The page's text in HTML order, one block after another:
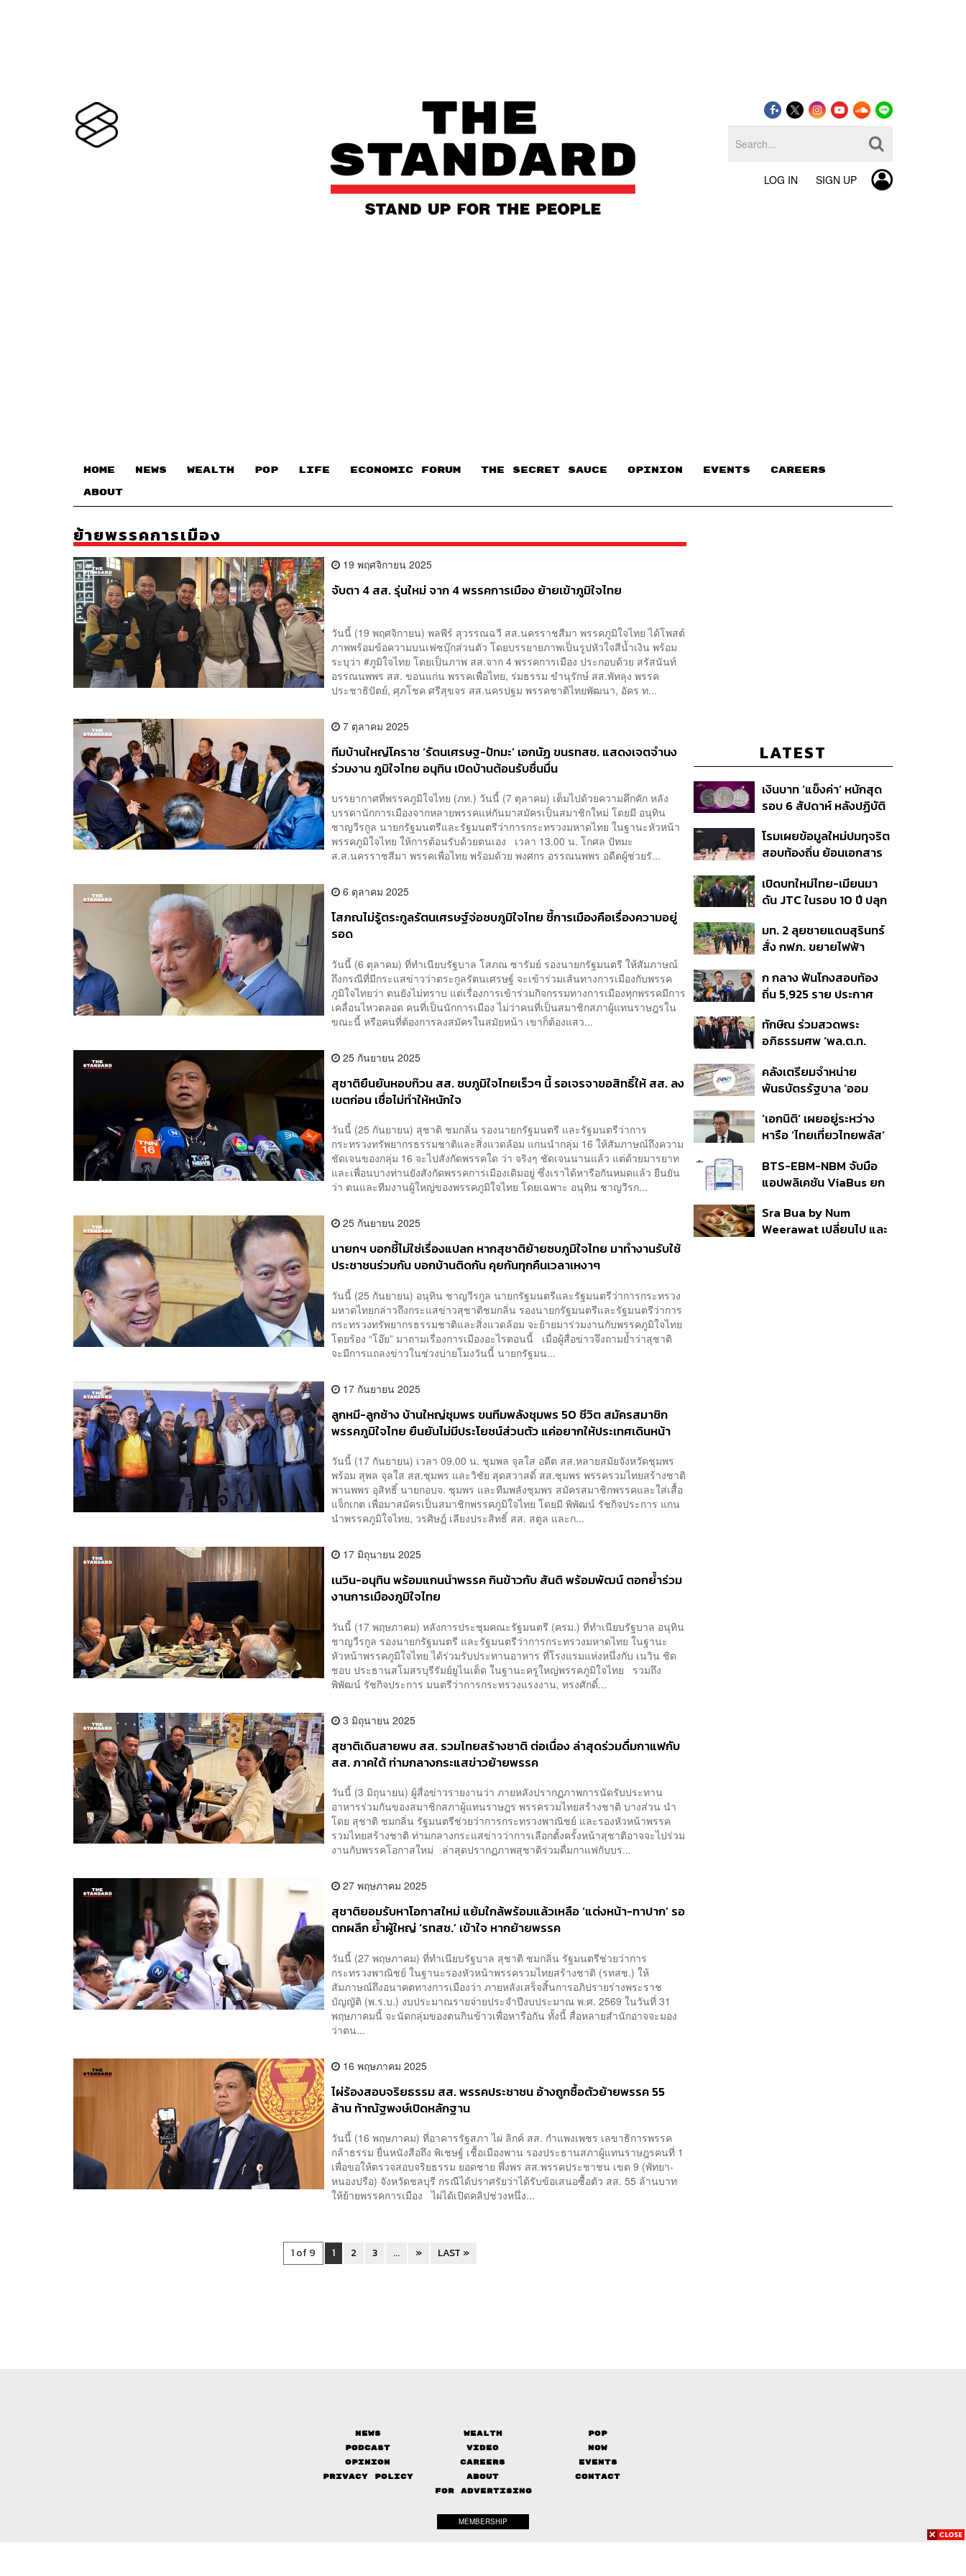
LOG IN SIGN UP
HOME NEWS WEALTH POP LIFE ECONOMIC FORUM THE SECRET SAUCE​ OPINION EVENTS CAREERS
ABOUT
ย้ายพรรคการเมือง
19 พฤศจิกายน 2025
จับตา 4 สส. รุ่นใหม่ จาก 4 พรรคการเมือง ย้ายเข้าภูมิใจไทย
วันนี้ (19 พฤศจิกายน) พลพีร์ สุวรรณฉวี สส.นครราชสีมา พรรคภูมิใจไทย ได้โพสต์
ภาพพร้อมข้อความบนเฟซบุ๊กส่วนตัว โดยบรรยายภาพเป็นรูปหัวใจสีน้ำเงิน พร้อม
ระบุว่า #ภูมิใจไทย โดยเป็นภาพ สส.จาก 4 พรรคการเมือง ประกอบด้วย สรัสนันท์
อรรณนพพร สส. ขอนแก่น พรรคเพื่อไทย, ร่มธรรม ขำนุรักษ์ สส.พัทลุง พรรค
ประชาธิปัตย์, ศุภโชค ศรีสุขจร สส.นครปฐม พรรคชาติไทยพัฒนา, อัคร ท...
7 ตุลาคม 2025
ทีมบ้านใหญ่โคราช ‘รัตนเศรษฐ-ปัทมะ’ เอกนัฏ ขนรทสช. แสดงเจตจำนง
ร่วมงาน ภูมิใจไทย อนุทิน เปิดบ้านต้อนรับชื่นมื่น
บรรยากาศที่พรรคภูมิใจไทย (ภท.) วันนี้ (7 ตุลาคม) เต็มไปด้วยความคึกคัก หลัง
บรรดานักการเมืองจากหลายพรรคแห่กันมาสมัครเป็นสมาชิกใหม่ โดยมี อนุทิน
ชาญวีรกูล นายกรัฐมนตรีและรัฐมนตรีว่าการกระทรวงมหาดไทย ในฐานะหัวหน้า
พรรคภูมิใจไทย ให้การต้อนรับด้วยตนเอง เวลา 13.00 น. โกศล ปัทมะ
ส.ส.นครราชสีมา พรรคเพื่อไทย พร้อมด้วย พงศกร อรรณนพพร อดีตผู้ช่วยรั...
6 ตุลาคม 2025
โสภณไม่รู้ตระกูลรัตนเศรษฐ์จ่อซบภูมิใจไทย ชี้การเมืองคือเรื่องความอยู่
รอด
วันนี้ (6 ตุลาคม) ที่ทำเนียบรัฐบาล โสภณ ซารัมย์ รองนายกรัฐมนตรี ให้สัมภาษณ์
ถึงกรณีที่มีกระแสข่าวว่าตระกูลรัตนเศรษฐ์ จะเข้าร่วมเส้นทางการเมืองกับพรรค
ภูมิใจไทยว่า ตนยังไม่ทราบ แต่เรื่องการเข้าร่วมกิจกรรมทางการเมืองทุกพรรคมีการ
เคลื่อนไหวตลอด คนที่เป็นนักการเมือง ไม่ว่าคนที่เป็นสมาชิกสภาผู้แทนราษฎรใน
ขณะนี้ หรือคนที่ต้องการลงสมัครในสมัยหน้า เขาก็ต้องแสว...
25 กันยายน 2025
สุชาติยืนยันหอบก๊วน สส. ซบภูมิใจไทยเร็วๆ นี้ รอเจรจาขอสิทธิ์ให้ สส. ลง
เขตก่อน เชื่อไม่ทำให้หนักใจ
วันนี้ (25 กันยายน) สุชาติ ชมกลิ่น รองนายกรัฐมนตรี และรัฐมนตรีว่าการ
กระทรวงทรัพยากรธรรมชาติและสิ่งแวดล้อม แกนนำกลุ่ม 16 ให้สัมภาษณ์ถึงความ
ชัดเจนของกลุ่ม 16 จะไปสังกัดพรรคใด ว่า จริงๆ ชัดเจนนานแล้ว แต่ด้วยมารยาท
และเพื่อนบางท่านยังสังกัดพรรคการเมืองเดิมอยู่ ซึ่งเราได้หารือกันหมดแล้ว ยืนยัน
ว่า ตนและทีมงานผู้ใหญ่ของพรรคภูมิใจไทย โดยเฉพาะ อนุทิน ชาญวีรก...
25 กันยายน 2025
นายกฯ​ บอกชี้ไม่ใช่เรื่องแปลก หากสุชาติย้ายซบภูมิใจไทย มาทำงานรับใช้
ประชาชนร่วมกัน บอกบ้านติดกัน คุยกันทุกคืนเวลาเหงาๆ
วันนี้ (25 กันยายน) อนุทิน ชาญวีรกูล นายกรัฐมนตรีและรัฐมนตรีว่าการกระทรวง
มหาดไทยกล่าวถึงกระแสข่าวสุชาติชมกลิ่น รองนายกรัฐมนตรีและรัฐมนตรีว่าการ
กระทรวงทรัพยากรธรรมชาติและสิ่งแวดล้อม จะย้ายมาร่วมงานกับพรรคภูมิใจไทย
โดยร้อง “โอ๊ย” มาถามเรื่องการเมืองอะไรตอนนี้ เมื่อผู้สื่อข่าวจึงถามย้ำว่าสุชาติ
จะมีการแถลงข่าวในช่วงบ่ายโมงวันนี้ นายกรัฐมน...
17 กันยายน 2025
ลูกหมี-ลูกช้าง บ้านใหญ่ชุมพร ขนทีมพลังชุมพร 50 ชีวิต สมัครสมาชิก
พรรคภูมิใจไทย ยืนยันไม่มีประโยชน์ส่วนตัว แค่อยากให้ประเทศเดินหน้า
วันนี้ (17 กันยายน) เวลา 09.00 น. ชุมพล จุลใส อดีต สส.หลายสมัยจังหวัดชุมพร
พร้อม สุพล จุลใส สส.ชุมพร และวิชัย สุดสวาสดิ์ สส.ชุมพร พรรครวมไทยสร้างชาติ
พานพพร อุสิทธิ์ นายกอบจ. ชุมพร และทีมพลังชุมพร สมัครสมาชิกพรรคและใส่เสื้อ
แจ็กเกต เพื่อมาสมัครเป็นสมาชิกพรรคภูมิใจไทย โดยมี พิพัฒน์ รัชกิจประการ แกน
นำพรรคภูมิใจไทย, วรศิษฎ์ เลียงประสิทธิ์ สส. สตูล และก...
17 มิถุนายน 2025
เนวิน-อนุทิน พร้อมแกนนำพรรค กินข้าวกับ สันติ พร้อมพัฒน์ ตอกย้ำร่วม
งานการเมืองภูมิใจไทย
วันนี้ (17 พฤษภาคม) หลังการประชุมคณะรัฐมนตรี (ครม.) ที่ทำเนียบรัฐบาล อนุทิน
ชาญวีรกูล รองนายกรัฐมนตรี และรัฐมนตรีว่าการกระทรวงมหาดไทย ในฐานะ
หัวหน้าพรรคภูมิใจไทย ได้ร่วมรับประทานอาหาร ที่โรงแรมแห่งหนึ่งกับ เนวิน ชิด
ชอบ ประธานสโมสรบุรีรัมย์ยูไนเต็ด ในฐานะครูใหญ่พรรคภูมิใจไทย รวมถึง
พิพัฒน์ รัชกิจประการ มนตรีว่าการกระทรวงแรงงาน, ทรงศักดิ์...
3 มิถุนายน 2025
สุชาติเดินสายพบ สส. รวมไทยสร้างชาติ ต่อเนื่อง ล่าสุดร่วมดื่มกาแฟกับ
สส. ภาคใต้ ท่ามกลางกระแสข่าวย้ายพรรค
วันนี้ (3 มิถุนายน) ผู้สื่อข่าวรายงานว่า ภายหลังปรากฏภาพการนัดรับประทาน
อาหารร่วมกันของสมาชิกสภาผู้แทนราษฎร พรรครวมไทยสร้างชาติ บางส่วน นำ
โดย สุชาติ ชมกลิ่น รัฐมนตรีช่วยว่าการกระทรวงพาณิชย์ และรองหัวหน้าพรรค
รวมไทยสร้างชาติ ท่ามกลางกระแสข่าวว่าการเลือกตั้งครั้งหน้าสุชาติอาจจะไปร่วม
งานกับพรรคโอกาสใหม่ ล่าสุดปรากฏภาพสุชาติร่วมดื่มกาแฟกับบร...
27 พฤษภาคม 2025
สุชาติยอมรับหาโอกาสใหม่ แย้มใกล้พร้อมแล้วเหลือ ‘แต่งหน้า-ทาปาก’ รอ
ตกผลึก ย้ำผู้ใหญ่ ‘รทสช.’ เข้าใจ หากย้ายพรรค
วันนี้ (27 พฤษภาคม) ที่ทำเนียบรัฐบาล สุชาติ ชมกลิ่น รัฐมนตรีช่วยว่าการ
กระทรวงพาณิชย์ ในฐานะรองหัวหน้าพรรครวมไทยสร้างชาติ (รทสช.) ให้
สัมภาษณ์ถึงอนาคตทางการเมืองว่า ภายหลังเสร็จสิ้นการอภิปรายร่างพระราช
บัญญัติ (พ.ร.บ.) งบประมาณรายจ่ายประจำปีงบประมาณ พ.ศ. 2569 ในวันที่ 31
พฤษภาคมนี้ จะนัดกลุ่มของตนกินข้าวเพื่อหารือกัน ทั้งนี้ สื่อหลายสำนักอาจจะมอง
ว่าตน...
16 พฤษภาคม 2025
ไผ่ร้องสอบจริยธรรม สส. พรรคประชาชน อ้างถูกซื้อตัวย้ายพรรค 55
ล้าน ท้าณัฐพงษ์เปิดหลักฐาน
วันนี้ (16 พฤษภาคม) ที่อาคารรัฐสภา ไผ่ ลิกค์ สส. กำแพงเพชร เลขาธิการพรรค
กล้าธรรม ยื่นหนังสือถึง พิเชษฐ์ เชื้อเมืองพาน รองประธานสภาผู้แทนราษฎรคนที่ 1
เพื่อขอให้ตรวจสอบจริยธรรม ยอดชาย พึ่งพร สส.พรรคประชาชน เขต 9 (พัทยา-
หนองปรือ) จังหวัดชลบุรี กรณีได้ปราศรัยว่าได้รับข้อเสนอซื้อตัว สส. 55 ล้านบาท
ให้ย้ายพรรคการเมือง ไผ่ได้เปิดคลิปช่วงหนึ่ง...
1 of 9 1 2 3 ... » LAST »
LATEST
เงินบาท ‘แข็งค่า’ หนักสุด
รอบ 6 สัปดาห์ หลังปฏิบัติ
สหรัฐฯ-ญี่ปุ่น Standard
Chartered เปิดเป้าสิ้นปีนี้
ต่อดอลลาร์
โรมเผยข้อมูลใหม่ปมทุจริต
สอบท้องถิ่น ย้อนเอกสาร
อนุทิน จ่อสอบต่อเอี่ยว
ตัดตอน ม.บูรพา หรือไม่
เปิดบทใหม่ไทย-เมียนมา
ดัน JTC ในรอบ 10 ปี ปลุก
ชายแดน ท่าเรือน้ำลึก
ทวาย
มท. 2 ลุยชายแดนสุรินทร์
สั่ง กฟภ. ขยายไฟฟ้า
350’ เสริมความมั่นคง
ชายแดน
ก กลาง ฟันโกงสอบท้อง
ถิ่น 5,925 ราย ประกาศ
ราย รอ ป.ป.ช. ขีดเส้นแล้ว
เสร็จ 31 ส.ค.
ทักษิณ ร่วมสวดพระ
อภิธรรมศพ ‘พล.ต.ท.
สิน’ สิริอายุ 103 ปี แกนนำ
เพื่อไทย-บุคคลหลาก
คลังเตรียมจำหน่าย
พันธบัตรรัฐบาล ‘ออม
ก.ย.นี้ อาจเพิ่มสัดส่วนการ
ขายแบบ Small Lot First
‘เอกนิติ’ เผยอยู่ระหว่าง
หารือ ‘ไทยเที่ยวไทยพลัส’
แสนล้าน มั่นใจงบต่อ ‘ไทย
ช่วยไทย พลัส’ เฟส 2 มี
BTS-EBM-NBM จับมือ
แอปพลิเคชัน ViaBus ยก
รถไฟฟ้า 3 สายแบบเรียล
ไทม์
Sra Bua by Num
Weerawat เปลี่ยนไป และ
News Wealth
Pop
Podcast
Video
Now
Opinion
Careers
Events
Privacy Policy
About
Contact
FOR ADVERTISING
MEMBERSHIP